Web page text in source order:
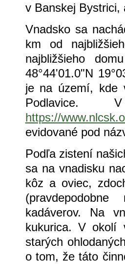
v Banskej Bystrici,
Vnadsko sa
km od
najbližšieho
48°44'01.0"N
je na území, kde
Podlavice. V
https://
evidované pod
Podľa zistení
sa na vnadisku
kôz a oviec,
kadáverov. Na
kukurica. V okolí
starých
o tom, že táto